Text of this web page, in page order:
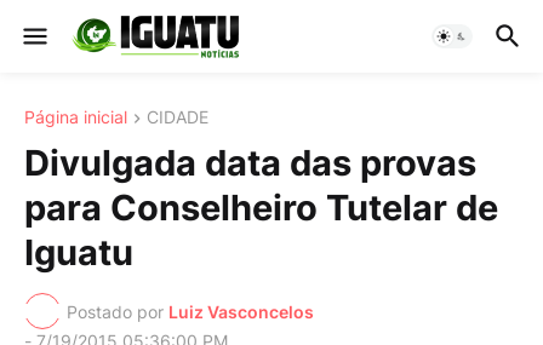
Página inicial CIDADE
Divulgada data das provas
para Conselheiro Tutelar de
Iguatu
Postado por Luiz Vasconcelos